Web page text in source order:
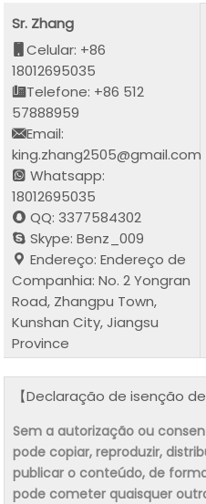
Sr. Zhang
Celular: +86
18012695035
Telefone: +86 512
57888959
Email:
king.zhang2505@gmail.com
Whatsapp:
18012695035
QQ: 3377584302
Skype: Benz_009
Endereço: Endereço de
Companhia: No. 2 Yongran
Road, Zhangpu Town,
Kunshan City, Jiangsu
Province
【Declaração de isenção
Sem a autorização ou
pode copiar, reproduzir,
publicar o conteúdo, de
pode cometer quaisquer